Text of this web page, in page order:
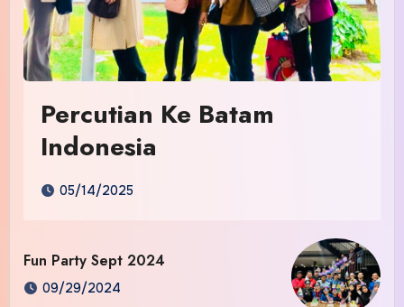
Percutian Ke Batam
Indonesia
05/14/2025
Fun Party Sept 2024
09/29/2024